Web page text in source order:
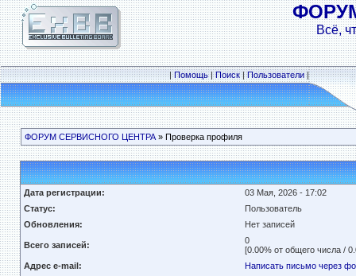
Всё,
|Помощь|Поиск|Пользователи|
ФОРУМ СЕРВИСНОГО ЦЕНТРА» Проверка профиля
Дата регистрации:
03 Мая, 2026 - 17:02
Статус:
Пользователь
Обновления:
Нет записей
Всего записей:
0
[0.00% от общего числа /
Адрес e-mail:
Написать письмо через